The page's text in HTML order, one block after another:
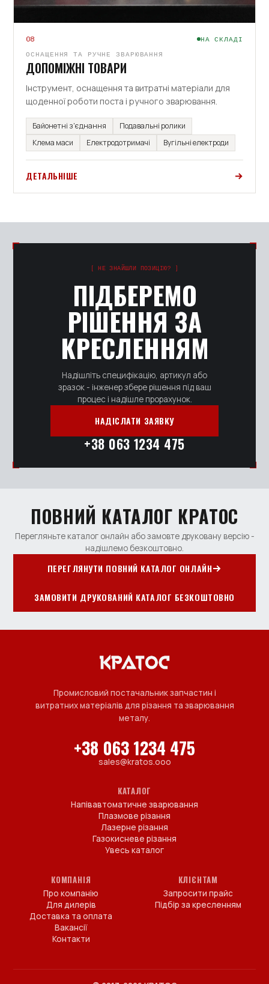
08
НА СКЛАДІ
ОСНАЩЕННЯ ТА РУЧНЕ ЗВАРЮВАННЯ
ДОПОМІЖНІ ТОВАРИ
Інструмент, оснащення та витратні матеріали для
щоденної роботи поста і ручного зварювання.
Байонетні з'єднання
Подавальні ролики
Клема маси
Електродотримачі Вугільні електроди
ДЕТАЛЬНІШЕ
[ НЕ ЗНАЙШЛИ ПОЗИЦІЮ? ]
ПІДБЕРЕМО
РІШЕННЯ ЗА
КРЕСЛЕННЯМ
Надішліть специфікацію, артикул або
зразок - інженер збере рішення під ваш
процес і надішле прорахунок.
НАДІСЛАТИ ЗАЯВКУ
+38 063 1234 475
ПОВНИЙ КАТАЛОГ КРАТОС
Перегляньте каталог онлайн або замовте друковану версію -
надішлемо безкоштовно.
ПЕРЕГЛЯНУТИ ПОВНИЙ КАТАЛОГ ОНЛАЙН
ЗАМОВИТИ ДРУКОВАНИЙ КАТАЛОГ БЕЗКОШТОВНО
Промисловий постачальник запчастин і
витратних матеріалів для різання та зварювання
металу.
+38 063 1234 475
sales@kratos.ooo
КАТАЛОГ
Напівавтоматичне зварювання
Плазмове різання
Лазерне різання
Газокисневе різання
Увесь каталог
КОМПАНІЯ
Про компанію
Для дилерів
Доставка та оплата
Вакансії
Контакти
КЛІЄНТАМ
Запросити прайс
Підбір за кресленням